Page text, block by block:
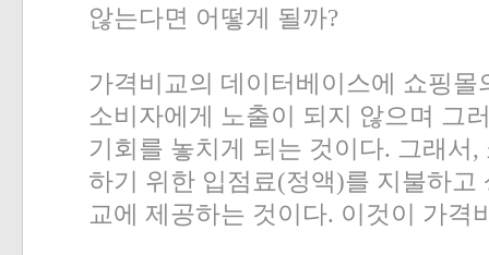
않는다면 어떻게 될까?
가격비교의 데이터베이스에 쇼핑
소비자에게 노출이 되지 않으며 그
기회를 놓치게 되는 것이다. 그래서,
하기 위한 입점료(정액)를 지불하고
교에 제공하는 것이다. 이것이 가격